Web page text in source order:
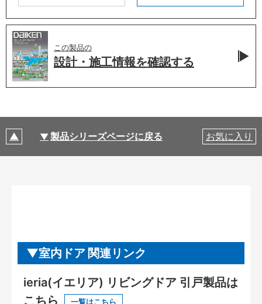
この製品の
設計・施工情報を確認する
製品シリーズページに戻る お気に入り
室内ドア 関連リンク
ieria(イエリア) リビングドア 引戸製品は
こちら
一覧はこちら